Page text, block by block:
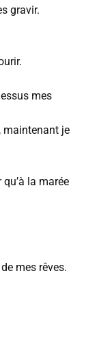
gravir.
mes
maintenant je
la marée
mes rêves.